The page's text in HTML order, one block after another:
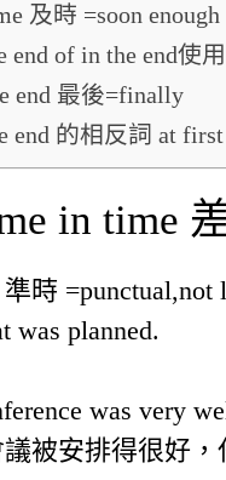
及時 =soon enough
end of in the end使
end 最後=finally
end 的相反詞 at
in time
時 =punctual,not
was planned.
was very
被安排得很好